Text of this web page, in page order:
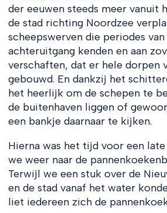
der eeuwen steeds meer vanuit
de stad richting Noordzee
scheepswerven die periodes
achteruitgang kenden en aan
verschaften, dat er hele dorpen
gebouwd. En dankzij het
het heerlijk om de schepen te
de buitenhaven liggen of
een bankje daarnaar te kijken.
Hierna was het tijd voor een
we weer naar de
Terwijl we een stuk over de
en de stad vanaf het water
liet iedereen zich de